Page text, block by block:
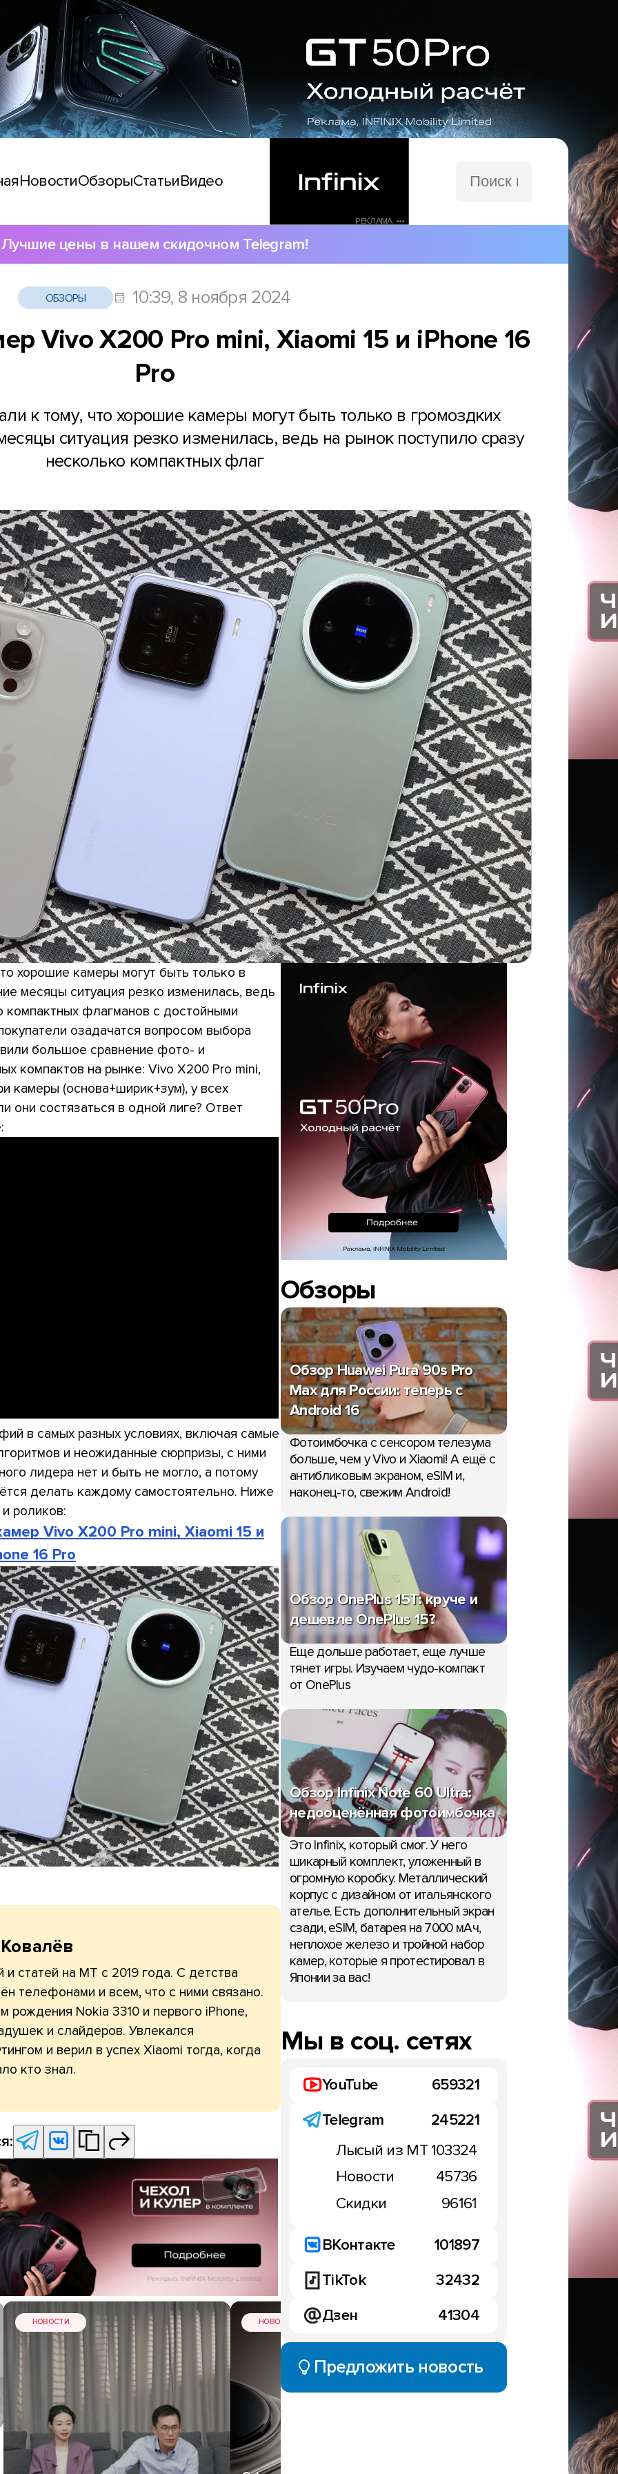
НовостиОбзорыСтатьиВидео
РЕКЛАМА •••
сайту
Лучшие цены в нашем скидочном Telegram!
ОБЗОРЫ 10:39, 8 ноября 2024
Vivo X200 Pro mini, Xiaomi 15 и iPhone 16
Pro
к тому, что хорошие камеры могут быть только в громоздких
ситуация резко изменилась, ведь на рынок поступило сразу
несколько компактных флаг
хорошие камеры могут быть только в
месяцы ситуация резко изменилась, ведь
компактных флагманов с достойными
озадачатся вопросом выбора
большое сравнение фото- и
компактов на рынке: Vivo X200 Pro mini,
камеры (основа+ширик+зум), у всех
они состязаться в одной лиге? Ответ
в самых разных условиях, включая самые
и неожиданные сюрпризы, с ними
лидера нет и быть не могло, а потому
делать каждому самостоятельно. Ниже
роликов:
Vivo X200 Pro mini, Xiaomi 15 и
16 Pro
и статей на МТ с 2019 года. С детства
телефонами и всем, что с ними связано.
рождения Nokia 3310 и первого iPhone,
и слайдеров. Увлекался
и верил в успех Xiaomi тогда, когда
кто знал.
НОВОСТИ НОВОСТИ
Ждёте Xiaomi Mix 5 в
У нас плохие новости
Обзоры
Обзор Huawei Pura 90s Pro
Max для России: теперь с
Android 16
Фотоимбочка с сенсором телезума
больше, чем у Vivo и Xiaomi! А ещё с
антибликовым экраном, eSIM и,
наконец-то, свежим Android!
Обзор OnePlus 15T: круче и
дешевле OnePlus 15?
Еще дольше работает, еще лучше
тянет игры. Изучаем чудо-компакт
от OnePlus
Обзор Infinix Note 60 Ultra:
недооценённая фотоимбочка
Это Infinix, который смог. У него
шикарный комплект, уложенный в
огромную коробку. Металлический
корпус с дизайном от итальянского
ателье. Есть дополнительный экран
сзади, eSIM, батарея на 7000 мАч,
неплохое железо и тройной набор
камер, которые я протестировал в
Японии за вас!
Мы в соц. сетях
YouTube
659321
Telegram
245221
Лысый из МТ103324
Новости
45736
Скидки
96161
ВКонтакте
101897
TikTok
32432
Дзен
41304
Предложить новость